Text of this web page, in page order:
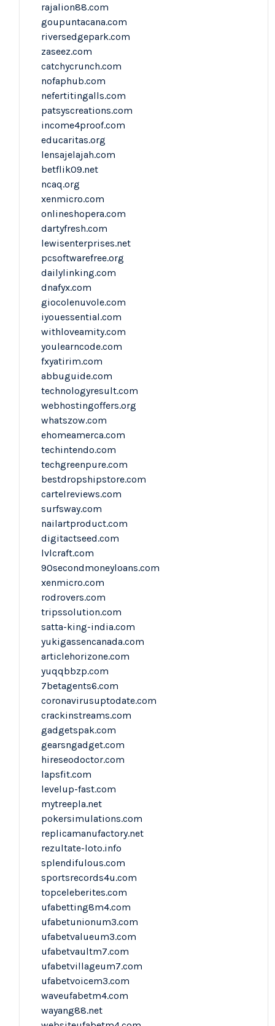
rajalion88.com
goupuntacana.com
riversedgepark.com
zaseez.com
catchycrunch.com
nofaphub.com
nefertitingalls.com
patsyscreations.com
income4proof.com
educaritas.org
lensajelajah.com
betflik09.net
ncaq.org
xenmicro.com
onlineshopera.com
dartyfresh.com
lewisenterprises.net
pcsoftwarefree.org
dailylinking.com
dnafyx.com
giocolenuvole.com
iyouessential.com
withloveamity.com
youlearncode.com
fxyatirim.com
abbuguide.com
technologyresult.com
webhostingoffers.org
whatszow.com
ehomeamerca.com
techintendo.com
techgreenpure.com
bestdropshipstore.com
cartelreviews.com
surfsway.com
nailartproduct.com
digitactseed.com
lvlcraft.com
90secondmoneyloans.com
xenmicro.com
rodrovers.com
tripssolution.com
satta-king-india.com
yukigassencanada.com
articlehorizone.com
yuqqbbzp.com
7betagents6.com
coronavirusuptodate.com
crackinstreams.com
gadgetspak.com
gearsngadget.com
hireseodoctor.com
lapsfit.com
levelup-fast.com
mytreepla.net
pokersimulations.com
replicamanufactory.net
rezultate-loto.info
splendifulous.com
sportsrecords4u.com
topceleberites.com
ufabetting8m4.com
ufabetunionum3.com
ufabetvalueum3.com
ufabetvaultm7.com
ufabetvillageum7.com
ufabetvoicem3.com
waveufabetm4.com
wayang88.net